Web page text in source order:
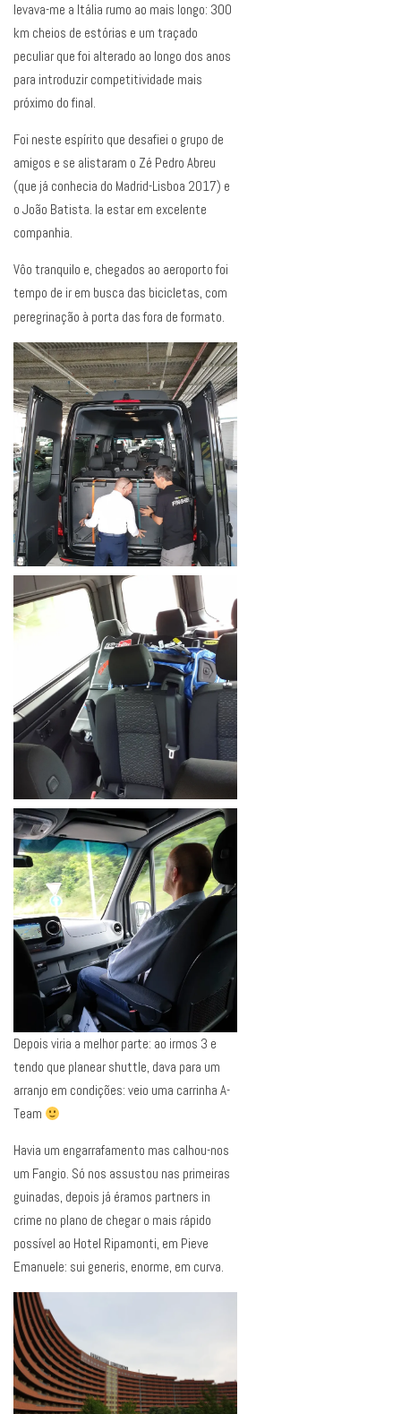
levava-me a Itália rumo ao mais longo: 300
km cheios de estórias e um traçado
peculiar que foi alterado ao longo dos anos
para introduzir competitividade mais
próximo do final.
Foi neste espírito que desafiei o grupo de
amigos e se alistaram o Zé Pedro Abreu
(que já conhecia do Madrid-Lisboa 2017) e
o João Batista. Ia estar em excelente
companhia.
Vôo tranquilo e, chegados ao aeroporto foi
tempo de ir em busca das bicicletas, com
peregrinação à porta das fora de formato.
Depois viria a melhor parte: ao irmos 3 e
tendo que planear shuttle, dava para um
arranjo em condições: veio uma carrinha A-
Team
Havia um engarrafamento mas calhou-nos
um Fangio. Só nos assustou nas primeiras
guinadas, depois já éramos partners in
crime no plano de chegar o mais rápido
possível ao Hotel Ripamonti, em Pieve
Emanuele: sui generis, enorme, em curva.